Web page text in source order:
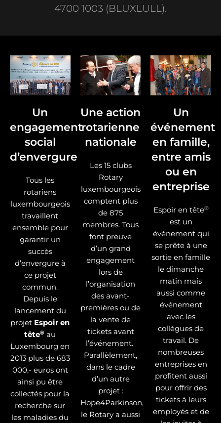
4700 1003 (BLUXLULL).
Un
engagement
social
d’envergure
Tous les
rotariens
luxembourgeois
travaillent
ensemble pour
garantir un
succès
d’envergure à
ce projet
commun.
Depuis le
lancement du
projet Espoir en
tête® au
Luxembourg en
2013 plus de 683
000,- euros ont
ainsi pu être
collectés pour la
recherche sur
les maladies du
Une action
rotarienne
nationale
Les 15 clubs
Rotary
luxembourgeois
comptent plus
de 875
membres. Tous
font preuve
d’un grand
engagement
lors de
l’organisation
des avant-
premières ou de
la vente de
tickets avant
l’événement.
Parallèlement,
dans le cadre
d’un autre
projet :
Hope4Parkinson,
le Rotary a aussi
Un
événement
en famille,
entre amis
ou en
entreprise
Espoir en tête®
est un
événement qui
se prête à une
sortie en famille
le dimanche
matin mais
aussi comme
événement
avec les
collègues de
travail. De
nombreuses
entreprises en
profitent aussi
pour offrir des
tickets à leurs
employés et de